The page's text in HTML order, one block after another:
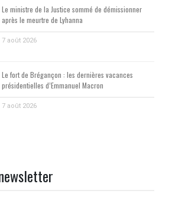
Le ministre de la Justice sommé de démissionner
après le meurtre de Lyhanna
7 août 2026
Le fort de Brégançon : les dernières vacances
présidentielles d’Emmanuel Macron
7 août 2026